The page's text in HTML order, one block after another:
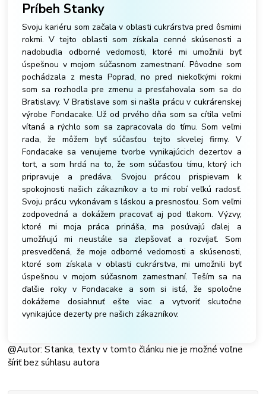
Príbeh Stanky
Svoju kariéru som začala v oblasti cukrárstva pred ôsmimi
rokmi. V tejto oblasti som získala cenné skúsenosti a
nadobudla odborné vedomosti, ktoré mi umožnili byť
úspešnou v mojom súčasnom zamestnaní. Pôvodne som
pochádzala z mesta Poprad, no pred niekoľkými rokmi
som sa rozhodla pre zmenu a presťahovala som sa do
Bratislavy. V Bratislave som si našla prácu v cukrárenskej
výrobe Fondacake. Už od prvého dňa som sa cítila veľmi
vítaná a rýchlo som sa zapracovala do tímu. Som veľmi
rada, že môžem byť súčasťou tejto skvelej firmy. V
Fondacake sa venujeme tvorbe vynikajúcich dezertov a
tort, a som hrdá na to, že som súčasťou tímu, ktorý ich
pripravuje a predáva. Svojou prácou prispievam k
spokojnosti našich zákazníkov a to mi robí veľkú radosť.
Svoju prácu vykonávam s láskou a presnosťou. Som veľmi
zodpovedná a dokážem pracovať aj pod tlakom. Výzvy,
ktoré mi moja práca prináša, ma posúvajú ďalej a
umožňujú mi neustále sa zlepšovať a rozvíjať. Som
presvedčená, že moje odborné vedomosti a skúsenosti,
ktoré som získala v oblasti cukrárstva, mi umožnili byť
úspešnou v mojom súčasnom zamestnaní. Teším sa na
ďalšie roky v Fondacake a som si istá, že spoločne
dokážeme dosiahnuť ešte viac a vytvoriť skutočne
vynikajúce dezerty pre našich zákazníkov.
@Autor: Stanka, texty v tomto článku nie je možné voľne
šíriť bez súhlasu autora